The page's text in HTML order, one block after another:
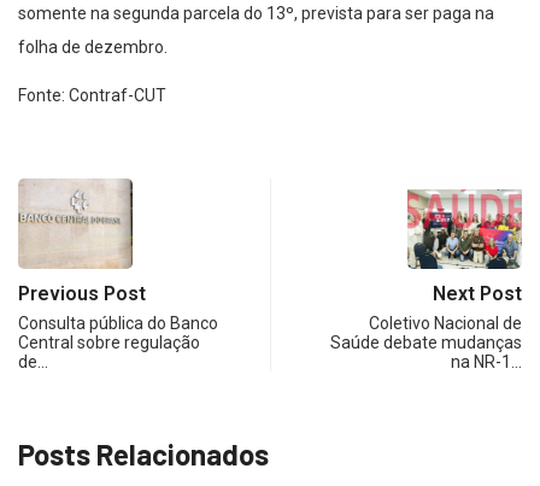
somente na segunda parcela do 13º, prevista para ser paga na
folha de dezembro.
Fonte: Contraf-CUT
Previous Post
Consulta pública do Banco
Central sobre regulação
de…
Next Post
Coletivo Nacional de
Saúde debate mudanças
na NR-1…
Posts Relacionados